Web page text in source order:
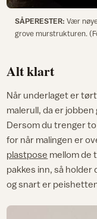
SÅPERESTER: Vær
grove murstrukturen.
Alt klart
Når underlaget er
malerull, da er
Dersom du trenger
for når malingen er
plastpose mellom de
pakkes inn, så holder
og snart er